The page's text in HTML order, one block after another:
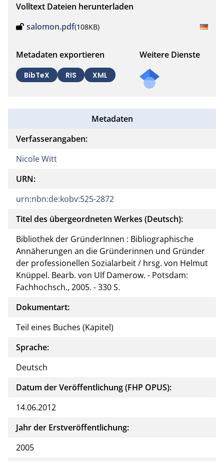
Volltext Dateien herunterladen
salomon.pdf(108KB)
Metadaten exportieren
BibTeX RIS XML
Weitere Dienste
Metadaten
Verfasserangaben:
Nicole Witt
URN:
urn:nbn:de:kobv:525-2872
Titel des übergeordneten Werkes (Deutsch):
Bibliothek der GründerInnen : Bibliographische
Annäherungen an die Gründerinnen und Gründer
der professionellen Sozialarbeit / hrsg. von Helmut
Knüppel. Bearb. von Ulf Damerow. - Potsdam:
Fachhochsch., 2005. - 330 S.
Dokumentart:
Teil eines Buches (Kapitel)
Sprache:
Deutsch
Datum der Veröffentlichung (FHP OPUS):
14.06.2012
Jahr der Erstveröffentlichung:
2005